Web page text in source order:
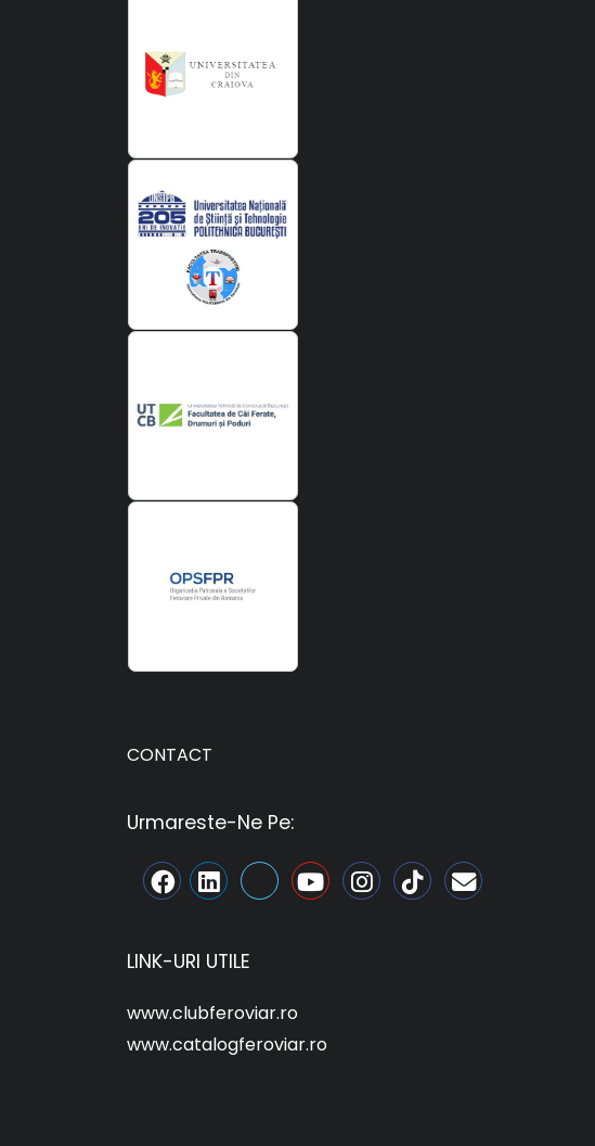
CONTACT
Urmareste-Ne Pe:
LINK-URI UTILE
www.clubferoviar.ro
www.catalogferoviar.ro